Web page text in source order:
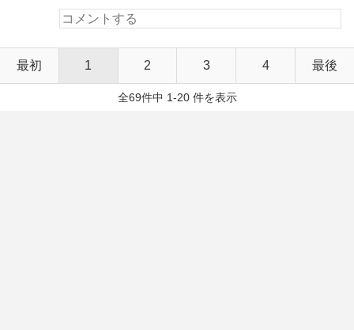
最初 1 2 3 4 最後
全69件中 1-20 件を表示